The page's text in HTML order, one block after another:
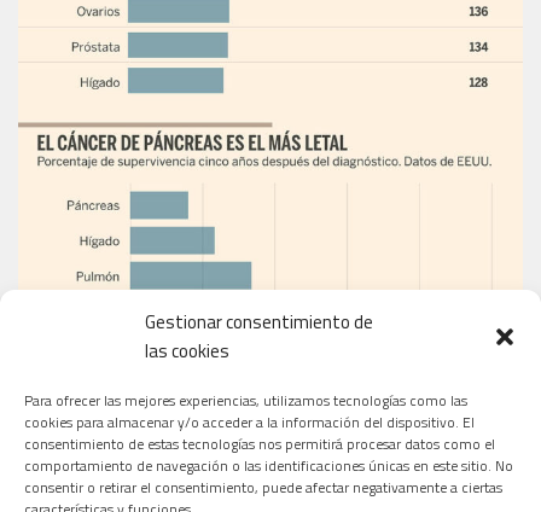
Gestionar consentimiento de
las cookies
Para ofrecer las mejores experiencias, utilizamos tecnologías como las
cookies para almacenar y/o acceder a la información del dispositivo. El
consentimiento de estas tecnologías nos permitirá procesar datos como el
comportamiento de navegación o las identificaciones únicas en este sitio. No
consentir o retirar el consentimiento, puede afectar negativamente a ciertas